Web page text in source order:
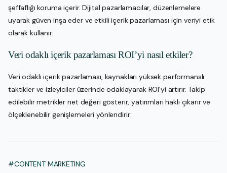
şeffaflığı koruma içerir. Dijital pazarlamacılar, düzenlemelere
uyarak güven inşa eder ve etkili içerik pazarlaması için veriyi etik
olarak kullanır.
Veri odaklı içerik pazarlaması ROI’yi nasıl etkiler?
Veri odaklı içerik pazarlaması, kaynakları yüksek performanslı
taktikler ve izleyiciler üzerinde odaklayarak ROI’yi artırır. Takip
edilebilir metrikler net değeri gösterir, yatırımları haklı çıkarır ve
ölçeklenebilir genişlemeleri yönlendirir.
#CONTENT MARKETING